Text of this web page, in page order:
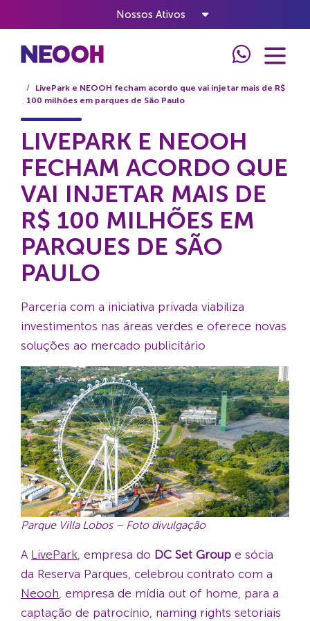
Nossos Ativos
LivePark e NEOOH fecham acordo que vai injetar mais de R$
100 milhões em parques de São Paulo
LIVEPARK E NEOOH
FECHAM ACORDO QUE
VAI INJETAR MAIS DE
R$ 100 MILHÕES EM
PARQUES DE SÃO
PAULO
Parceria com a iniciativa privada viabiliza
investimentos nas áreas verdes e oferece novas
soluções ao mercado publicitário
Parque Villa Lobos – Foto divulgação
A LivePark, empresa do DC Set Group e sócia
da Reserva Parques, celebrou contrato com a
Neooh, empresa de mídia out of home, para a
captação de patrocínio, naming rights setoriais